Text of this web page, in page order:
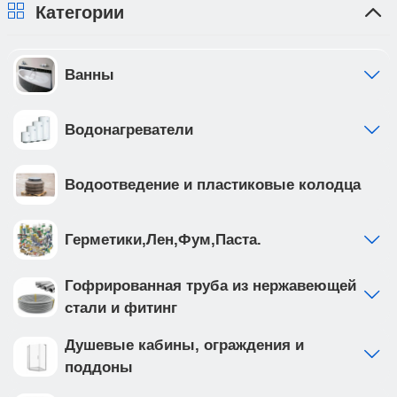
Категории
Ванны
Водонагреватели
Водоотведение и пластиковые колодца
Герметики,Лен,Фум,Паста.
Гофрированная труба из нержавеющей
стали и фитинг
Душевые кабины, ограждения и
поддоны